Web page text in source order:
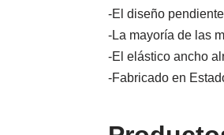
-El diseño
-La mayoría de las
-El elástico ancho
-Fabricado en